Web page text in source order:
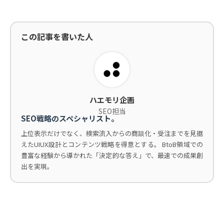
この記事を書いた人
ハエモリ企画
SEO担当
SEO戦略のスペシャリスト。
上位表示だけでなく、検索流入からの商談化・受注までを見据
えたUIUX設計とコンテンツ戦略を得意とする。 BtoB領域での
豊富な経験から導かれた「決定的な答え」で、最速での成果創
出を実現。